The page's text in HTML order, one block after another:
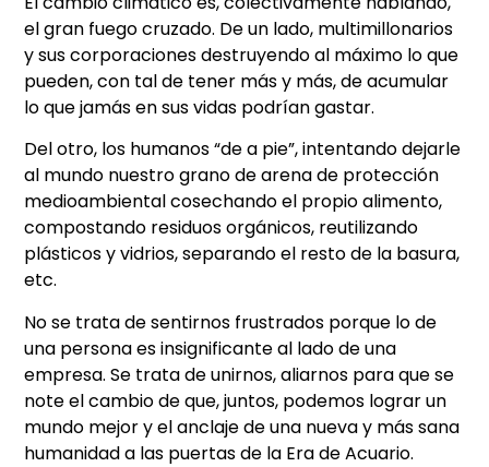
el gran fuego cruzado. De un lado, multimillonarios
y sus corporaciones destruyendo al máximo lo que
pueden, con tal de tener más y más, de acumular
lo que jamás en sus vidas podrían gastar.
Del otro, los humanos “de a pie”, intentando dejarle
al mundo nuestro grano de arena de protección
medioambiental cosechando el propio alimento,
compostando residuos orgánicos, reutilizando
plásticos y vidrios, separando el resto de la basura,
etc.
No se trata de sentirnos frustrados porque lo de
una persona es insignificante al lado de una
empresa. Se trata de unirnos, aliarnos para que se
note el cambio de que, juntos, podemos lograr un
mundo mejor y el anclaje de una nueva y más sana
humanidad a las puertas de la Era de Acuario.